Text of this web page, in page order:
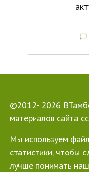
©2012- 2026
материалов сайта
Мы используем
статистики, чтобы
лучше понимать